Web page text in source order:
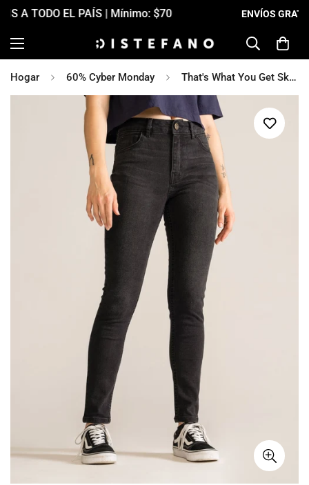
ENVÍOS GRATIS A TODO EL PAÍS | Mínimo: $70
Hogar 60% Cyber Monday That's What You Get Skinny Jeans, Negro